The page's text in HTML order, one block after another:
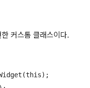
커스톰 클래스이다.